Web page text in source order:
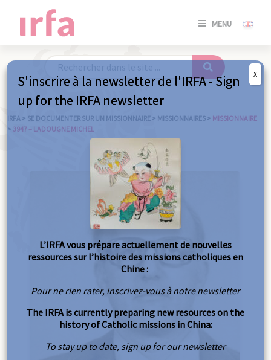
MENU
SE
/
IRFA > SE DOCUMENTER SUR UN MISSIONNAIRE > MISSIONNAIRES > MISSIONNAIRE
> 3947 – LADOUGNE MICHEL
S'inscrire à la newsletter de l'IRFA - Sign
up for the IRFA newsletter
L’IRFA vous prépare actuellement de nouvelles
ressources sur l’histoire des missions catholiques en
Chine :
Pour ne rien rater, inscrivez-vous à notre newsletter
The IRFA is currently preparing new resources on the
history of Catholic missions in China:
To stay up to date, sign up for our newsletter
X